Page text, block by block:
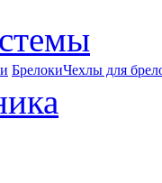
БрелокиЧехлы для